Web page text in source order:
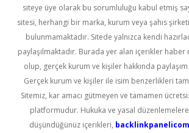
siteye üye olarak bu sorumluluğu kabul etmiş
sitesi, herhangi bir marka, kurum veya şahıs
bulunmamaktadır. Sitede yalnızca kendi
paylaşılmaktadır. Burada yer alan içerikler haber
olup, gerçek kurum ve kişiler hakkında
Gerçek kurum ve kişiler ile isim benzerlikleri
Sitemiz, kar amacı gütmeyen ve tamamen
platformudur. Hukuka ve yasal düzenlemelere
düşündüğünüz içerikleri,